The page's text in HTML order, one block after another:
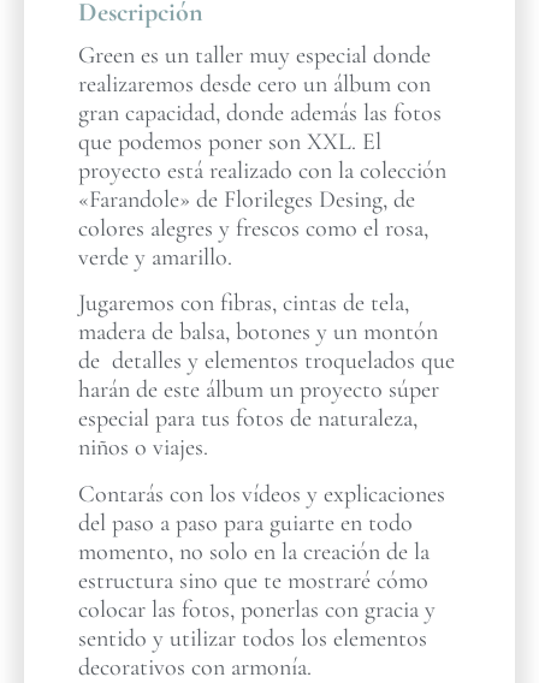
Descripción
Green es un taller muy especial donde
realizaremos desde cero un álbum con
gran capacidad, donde además las fotos
que podemos poner son XXL. El
proyecto está realizado con la colección
«Farandole» de Florileges Desing, de
colores alegres y frescos como el rosa,
verde y amarillo.
Jugaremos con fibras, cintas de tela,
madera de balsa, botones y un montón
de detalles y elementos troquelados que
harán de este álbum un proyecto súper
especial para tus fotos de naturaleza,
niños o viajes.
Contarás con los vídeos y explicaciones
del paso a paso para guiarte en todo
momento, no solo en la creación de la
estructura sino que te mostraré cómo
colocar las fotos, ponerlas con gracia y
sentido y utilizar todos los elementos
decorativos con armonía.